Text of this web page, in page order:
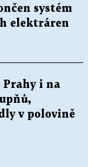
systém
elektráren
Prahy i na
v polovině